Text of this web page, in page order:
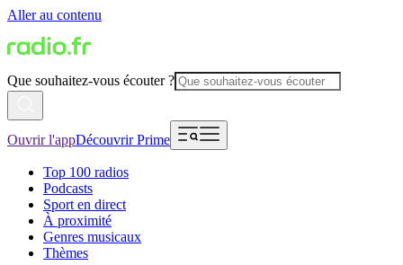
Aller au contenu
Que souhaitez-vous écouter ?
Ouvrir l'appDécouvrir Prime
Top 100 radios
Podcasts
Sport en direct
À proximité
Genres musicaux
Thèmes